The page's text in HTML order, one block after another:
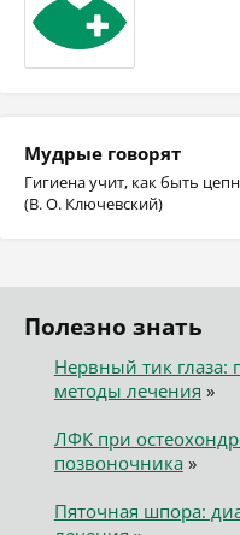
Мудрые говорят
Гигиена учит, как быть
(В. О. Ключевский)
Полезно знать
Нервный тик
методы лечения »
ЛФК при
позвоночника»
Пяточная шпора: